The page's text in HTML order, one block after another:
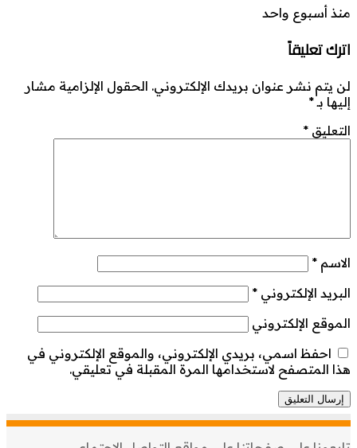
منذ أسبوع واحد
اترك تعليقاً
لن يتم نشر عنوان بريدك الإلكتروني. الحقول الإلزامية مشار
إليها بـ*
التعليق *
الاسم *
البريد الإلكتروني *
الموقع الإلكتروني
احفظ اسمي، بريدي الإلكتروني، والموقع الإلكتروني في
هذا المتصفح لاستخدامها المرة المقبلة في تعليقي.